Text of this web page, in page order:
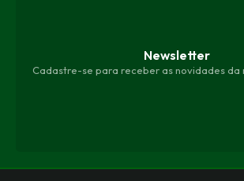
Newsletter
Cadastre-se para receber as novidades da